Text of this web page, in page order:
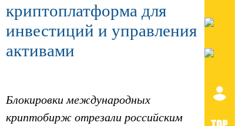
криптоплатформа для
инвестиций и управления
активами
Блокировки международных
криптобирж отрезали российским